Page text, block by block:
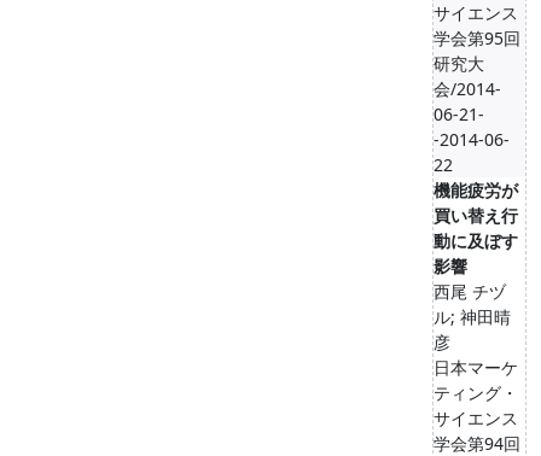
サイエンス
学会第95回
研究大
会/2014-
06-21-
-2014-06-
22
機能疲労が
買い替え行
動に及ぼす
影響
西尾 チヅ
ル; 神田晴
彦
日本マーケ
ティング・
サイエンス
学会第94回